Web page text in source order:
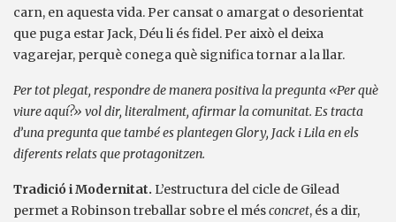
carn, en aquesta vida. Per cansat o amargat o desorientat
que puga estar Jack, Déu li és fidel. Per això el deixa
vagarejar, perquè conega què significa tornar a la llar.
Per tot plegat, respondre de manera positiva la pregunta «Per què
viure aquí?» vol dir, literalment, afirmar la comunitat. Es tracta
d’una pregunta que també es plantegen Glory, Jack i Lila en els
diferents relats que protagonitzen.
Tradició i Modernitat. L’estructura del cicle de Gilead
permet a Robinson treballar sobre el mésconcret, és a dir,